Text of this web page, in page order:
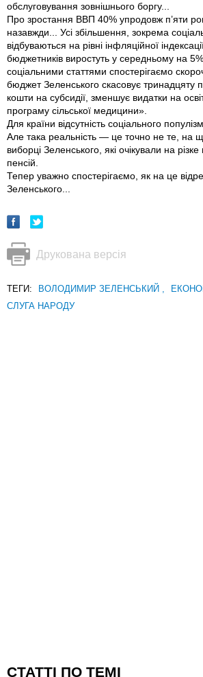
обслуговування зовнішнього боргу...
Про зростання ВВП 40% упродовж п’яти
назавжди... Усі збільшення, зокрема
відбуваються на рівні інфляційної
бюджетників виростуть у середньому на
соціальними статтями спостерігаємо
бюджет Зеленського скасовує тринадцяту
кошти на субсидії, зменшує видатки на
програму сільської медицини».
Для країни відсутність соціального
Але така реальність — це точно не те, на
виборці Зеленського, які очікували на
пенсій.
Тепер уважно спостерігаємо, як на це
Зеленського...
Друкована версія
ТЕГИ: ВОЛОДИМИР ЗЕЛЕНСЬКИЙ ,
СЛУГА НАРОДУ
CТАТТІ ПО ТЕМІ